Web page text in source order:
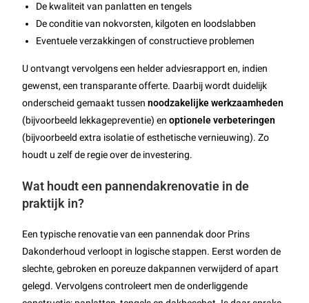
De kwaliteit van panlatten en tengels
De conditie van nokvorsten, kilgoten en loodslabben
Eventuele verzakkingen of constructieve problemen
U ontvangt vervolgens een helder adviesrapport en, indien
gewenst, een transparante offerte. Daarbij wordt duidelijk
onderscheid gemaakt tussennoodzakelijke werkzaamheden
(bijvoorbeeld lekkagepreventie) enoptionele verbeteringen
(bijvoorbeeld extra isolatie of esthetische vernieuwing). Zo
houdt u zelf de regie over de investering.
Wat houdt een pannendakrenovatie in de
praktijk in?
Een typische renovatie van een pannendak door Prins
Dakonderhoud verloopt in logische stappen. Eerst worden de
slechte, gebroken en poreuze dakpannen verwijderd of apart
gelegd. Vervolgens controleert men de onderliggende